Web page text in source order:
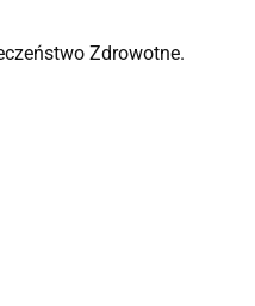
Zdrowotne.